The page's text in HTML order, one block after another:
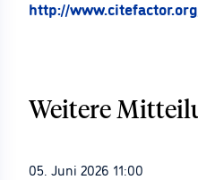
http://
Weitere
05. Juni 2026 11:00